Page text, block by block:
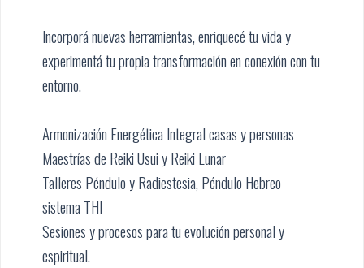
Incorporá nuevas herramientas, enriquecé tu vida y
experimentá tu propia transformación en conexión con tu
entorno.
Armonización Energética Integral casas y personas
Maestrías de Reiki Usui y Reiki Lunar
Talleres Péndulo y Radiestesia, Péndulo Hebreo
sistema THI
Sesiones y procesos para tu evolución personal y
espiritual.